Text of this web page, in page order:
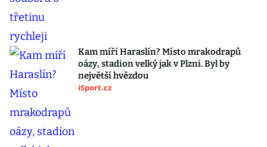
Kam míří Haraslín? Místo mrakodrapů
oázy, stadion velký jak v Plzni. Byl by
největší hvězdou
iSport.cz